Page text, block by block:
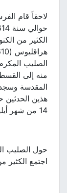
لاحقاً قام
الكثير من
منه إلى
المقدسة
هذين الحدثين
14 من شهر أيلول وأن نصرخ عند السجود: “يا رب ارحم”.
حول الصليب
اجتمع الكثير